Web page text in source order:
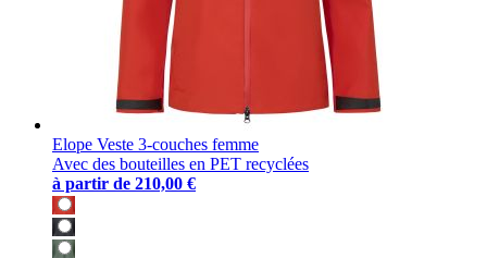
Elope Veste 3-couches femme
Avec des bouteilles en PET recyclées
à partir de 210,00 €